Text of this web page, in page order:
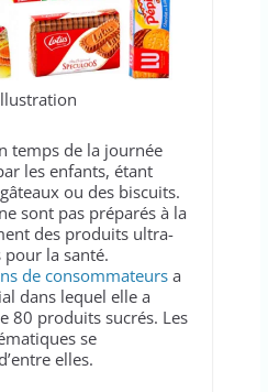
temps de la journée
les enfants, étant
ou des biscuits.
sont pas préparés à la
des produits ultra-
la santé.
de consommateursa
dans lequel elle a
80 produits sucrés. Les
se
elles.